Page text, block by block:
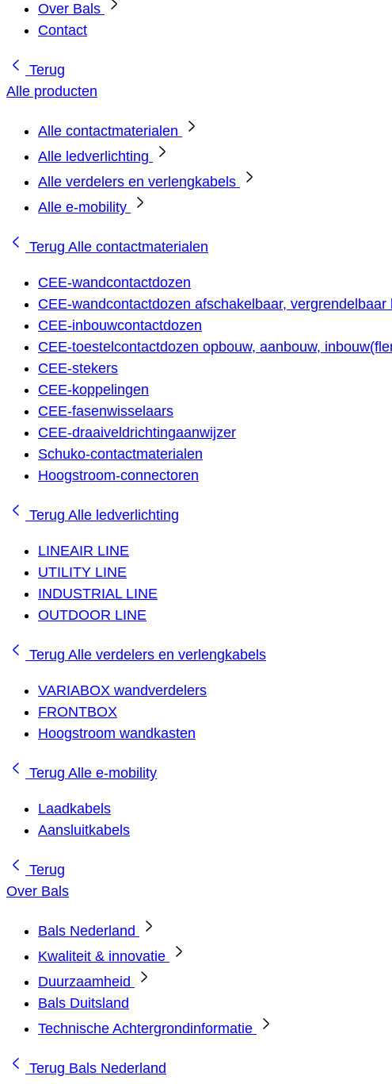
Over Bals
Contact
Terug
Alle producten
Alle contactmaterialen
Alle ledverlichting
Alle verdelers en verlengkabels
Alle e-mobility
Terug Alle contactmaterialen
CEE-wandcontactdozen
CEE-wandcontactdozen afschakelbaar, vergrendelbaar
CEE-inbouwcontactdozen
CEE-toestelcontactdozen opbouw, aanbouw,
CEE-stekers
CEE-koppelingen
CEE-fasenwisselaars
CEE-draaiveldrichtingaanwijzer
Schuko-contactmaterialen
Hoogstroom-connectoren
Terug Alle ledverlichting
LINEAIR LINE
UTILITY LINE
INDUSTRIAL LINE
OUTDOOR LINE
Terug Alle verdelers en verlengkabels
VARIABOX wandverdelers
FRONTBOX
Hoogstroom wandkasten
Terug Alle e-mobility
Laadkabels
Aansluitkabels
Terug
Over Bals
Bals Nederland
Kwaliteit & innovatie
Duurzaamheid
Bals Duitsland
Technische Achtergrondinformatie
Terug Bals Nederland